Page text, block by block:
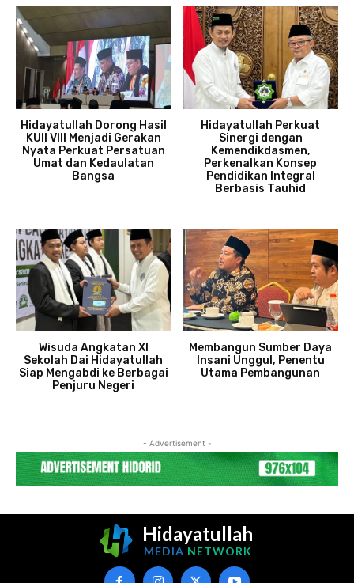
Hidayatullah Dorong Hasil
KUII VIII Menjadi Gerakan
Nyata Perkuat Persatuan
Umat dan Kedaulatan
Bangsa
Hidayatullah Perkuat
Sinergi dengan
Kemendikdasmen,
Perkenalkan Konsep
Pendidikan Integral
Berbasis Tauhid
Wisuda Angkatan XI
Sekolah Dai Hidayatullah
Siap Mengabdi ke Berbagai
Penjuru Negeri
Membangun Sumber Daya
Insani Unggul, Penentu
Utama Pembangunan
- Advertisement -
Hidayatullah
MEDIA NETWORK